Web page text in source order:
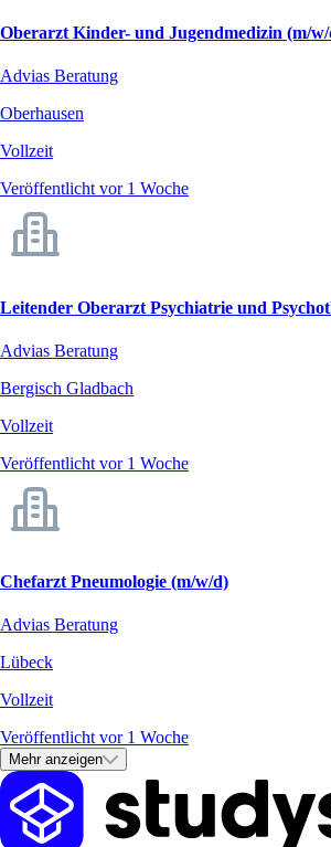
Oberarzt Kinder- und Jugendmedizin (m/
Advias Beratung
Oberhausen
Vollzeit
Veröffentlicht vor 1 Woche
Leitender Oberarzt Psychiatrie und
Advias Beratung
Bergisch Gladbach
Vollzeit
Veröffentlicht vor 1 Woche
Chefarzt Pneumologie (m/w/d)
Advias Beratung
Lübeck
Vollzeit
Veröffentlicht vor 1 Woche
Mehr anzeigen